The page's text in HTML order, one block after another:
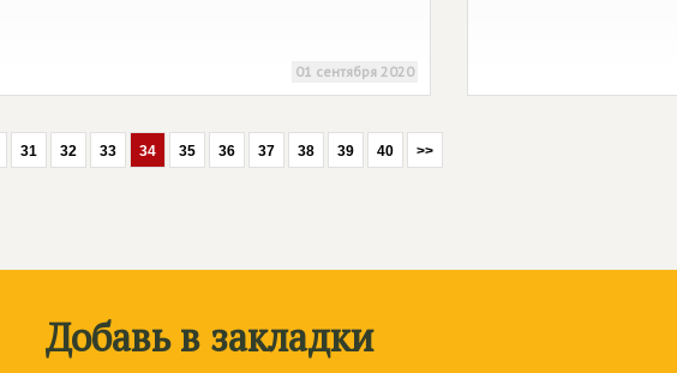
01 сентября 2020
31 32 33 34 35 36 37 38 39 40 >>
Добавь в закладки